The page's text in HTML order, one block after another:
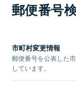
郵便番号
市町村変更情報
郵便番号を公表した
しています。